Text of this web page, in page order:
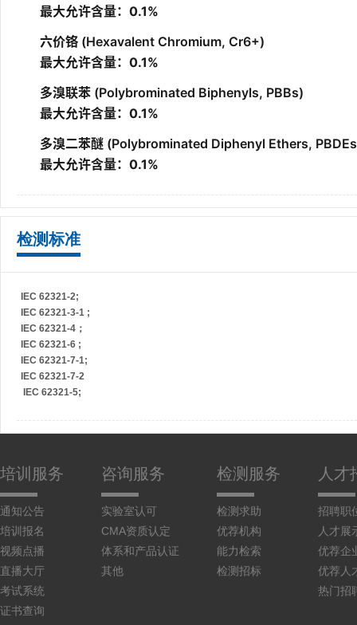
可靠性测试
日用消费品检测
生物监测
水质检测
最大允许含量：0.1%
六价铬 (Hexavalent Chromium, Cr6+)
最大允许含量：0.1%
多溴联苯 (Polybrominated Biphenyls, PBBs)
最大允许含量：0.1%
多溴二苯醚 (Polybrominated Diphenyl Ethers,
最大允许含量：0.1%
检测标准
IEC 62321-2;
IEC 62321-3-1 ;
IEC 62321-4；
IEC 62321-6 ;
IEC 62321-7-1;
IEC 62321-7-2
IEC 62321-5;
培训服务
通知公告
培训报名
视频点播
直播大厅
考试系统
证书查询
咨询服务
实验室认可
CMA资质认定
体系和产品认证
其他
检测服务
检测求助
优荐机构
能力检索
检测招标
人才
招聘职
人才展
优荐企
优荐人
热门招